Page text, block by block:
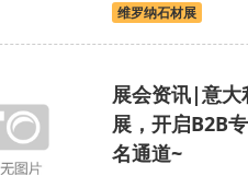
维罗纳石材展
展会资讯|意大
展，开启B2B
名通道~